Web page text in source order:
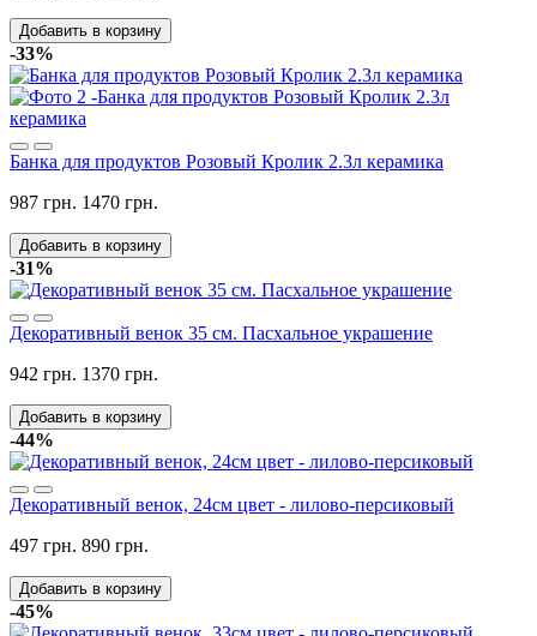
Добавить в корзину
-33%
Банка для продуктов Розовый Кролик 2.3л керамика
987 грн. 1470 грн.
Добавить в корзину
-31%
Декоративный венок 35 см. Пасхальное украшение
942 грн. 1370 грн.
Добавить в корзину
-44%
Декоративный венок, 24см цвет - лилово-персиковый
497 грн. 890 грн.
Добавить в корзину
-45%